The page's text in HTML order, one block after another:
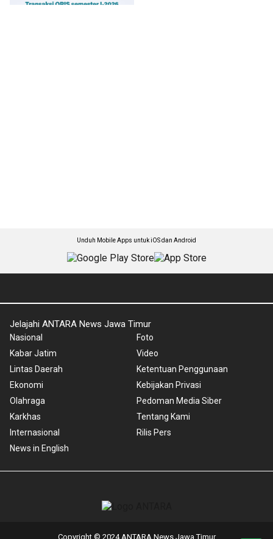
Unduh Mobile Apps untuk iOS dan Android
Jelajahi ANTARA News Jawa Timur
Nasional
Kabar Jatim
Lintas Daerah
Ekonomi
Olahraga
Karkhas
Internasional
News in English
Foto
Video
Ketentuan Penggunaan
Kebijakan Privasi
Pedoman Media Siber
Tentang Kami
Rilis Pers
Copyright © 2024 ANTARA News Jawa Timur